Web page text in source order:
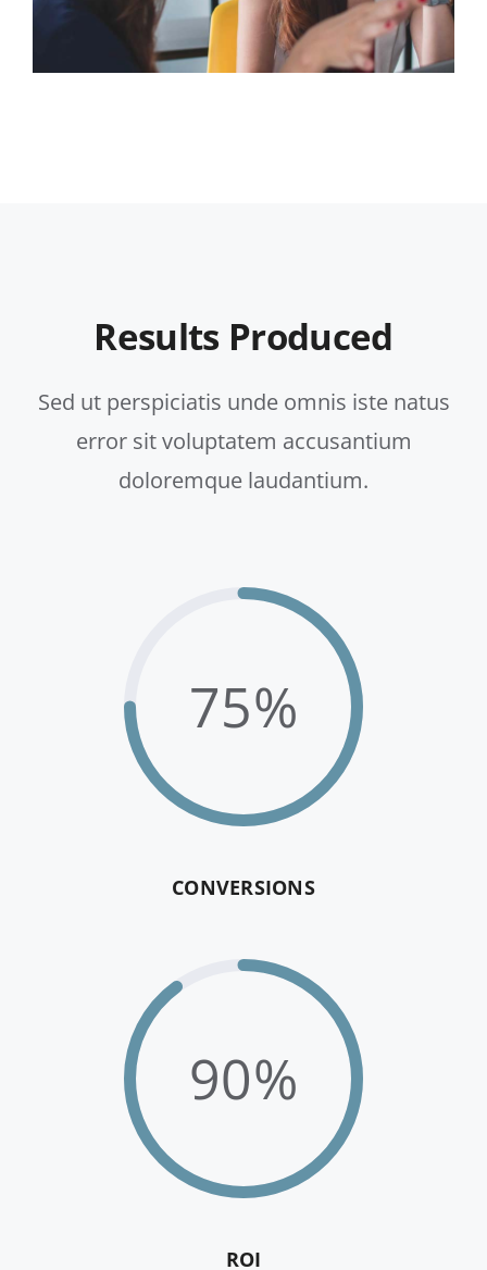
Results Produced
Sed ut perspiciatis unde omnis iste natus
error sit voluptatem accusantium
doloremque laudantium.
75%
CONVERSIONS
90%
ROI